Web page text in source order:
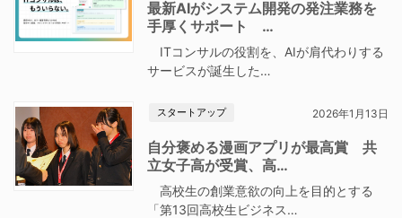
最新AIがシステム開発の発注業務を
手厚くサポート …
ITコンサルの役割を、AIが肩代わりする
サービスが誕生した…
スタートアップ 2026年1月13日
自分褒める漫画アプリが最高賞 共
立女子高が受賞、高…
高校生の創業意欲の向上を目的とする
「第13回高校生ビジネス…